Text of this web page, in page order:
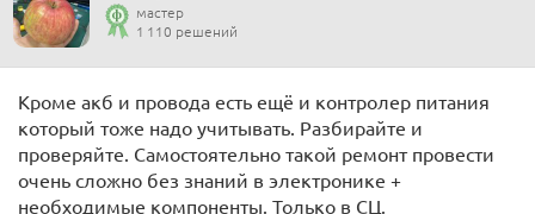
мастер
1 110 решений
Кроме акб и провода есть ещё и контролер питания
который тоже надо учитывать. Разбирайте и
проверяйте. Самостоятельно такой ремонт провести
очень сложно без знаний в электронике +
необходимые компоненты. Только в СЦ.